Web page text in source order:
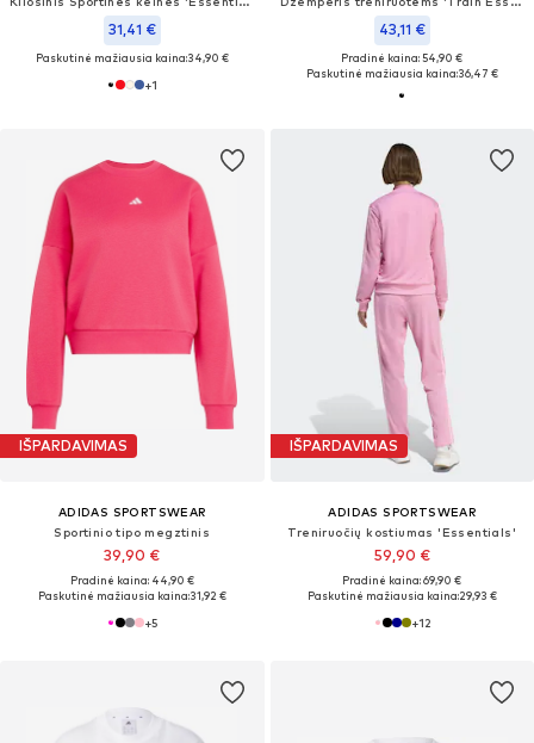
31,41 €
Paskutinė mažiausia kaina:34,90 €
+1
43,11 €
Pradinė kaina: 54,90 €
Paskutinė mažiausia kaina:36,47 €
IŠPARDAVIMAS
ADIDAS SPORTSWEAR
Sportinio tipo megztinis
39,90 €
Pradinė kaina: 44,90 €
Paskutinė mažiausia kaina:31,92 €
+5
IŠPARDAVIMAS
ADIDAS SPORTSWEAR
Treniruočių kostiumas 'Essentials'
59,90 €
Pradinė kaina: 69,90 €
Paskutinė mažiausia kaina:29,93 €
+12